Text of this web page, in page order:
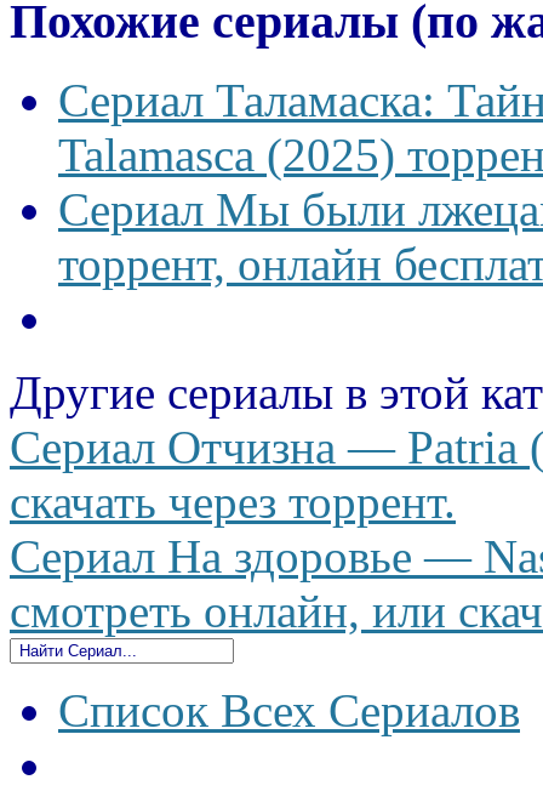
Похожие сериалы (по
Сериал Таламаска:
Talamasca (2025)
Сериал Мы были
торрент, онлайн
Другие сериалы в этой
Сериал Отчизна — Patria
скачать через торрент.
Сериал На здоровье —
смотреть онлайн, или
Список Всех Сериалов